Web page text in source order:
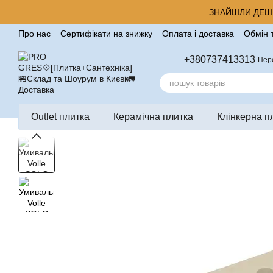
ЗНАЙШЛИ
Про нас Сертифікати на знижку Оплата і доставка
Обмін
+380737413313
Outlet плитка Керамічна плитка Клінкерна